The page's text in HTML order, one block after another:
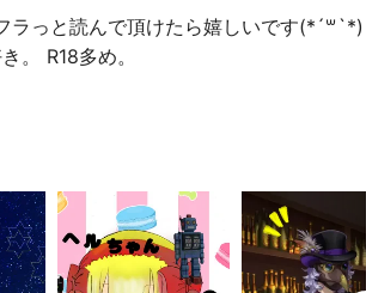
ラっと読んで頂けたら嬉しいです(*´꒳`*)
。 R18多め。